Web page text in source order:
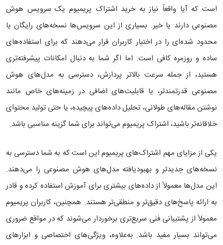
است که آیا واقعاً نیاز به خرید اشتراک پریمیوم یک سرویس هوش
مصنوعی دارند یا خیر. بسیاری از این سرویس‌ها نسخه‌های رایگان یا
محدود شده‌ای را در اختیار کاربران قرار می‌دهند که برای استفاده‌های
ساده و روزمره کافی است. اما اگر شما به دنبال امکانات پیشرفته‌تری
هستید، از جمله سرعت بالاتر پردازش، دسترسی به مدل‌های هوش
مصنوعی قدرتمندتر، یا قابلیت‌های اضافی در زمینه‌های خاص مانند
نوشتن مقاله‌های طولانی، تحلیل داده‌های پیچیده، یا حتی تولید محتوای
خلاقانه‌تر باشید، اشتراک پریمیوم می‌تواند برای شما گزینه مناسبی باشد.
یکی از مزایای مهم اشتراک‌های پریمیوم این است که به شما دسترسی به
نسخه‌های جدیدتر و بهبودیافته مدل‌های هوش مصنوعی را می‌دهند.
این مدل‌ها معمولاً از داده‌های بیشتری برای آموزش استفاده کرده و قادر
به ارائه پاسخ‌های دقیق‌تر و منطقی‌تر هستند. همچنین، کاربران پریمیوم
معمولاً از پشتیبانی فنی سریع‌تری برخوردار می‌شوند که در مواقع ضروری
می‌تواند بسیار مفید باشد. به‌علاوه، ویژگی‌های اختصاصی و ابزارهای